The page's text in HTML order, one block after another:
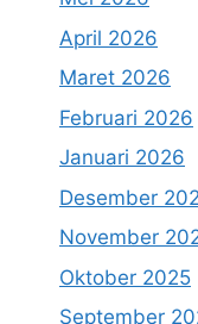
April 2026
Maret 2026
Februari 2026
Januari 2026
Desember
November
Oktober 2025
September